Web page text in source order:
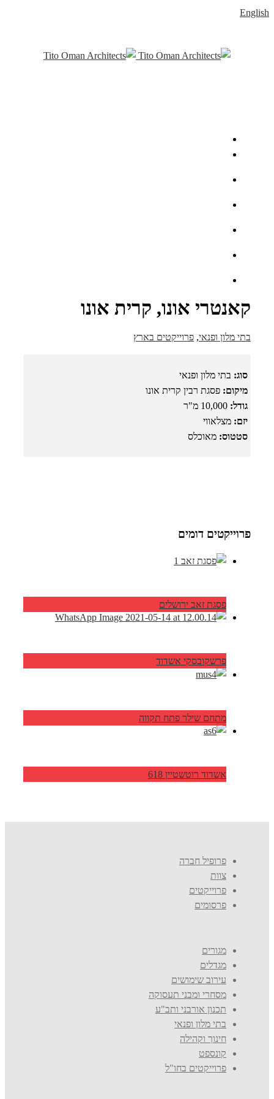
English
קאנטרי אונו, קרית אונו
בתי מלון ופנאי, פרוייקטים בארץ
סוג: בתי מלון ופנאי
מיקום: פסגת רבין קרית אונו
גודל:
יזם: מצלאווי
סטטוס: מאוכלס
פרוייקטים דומים
פסגת זאב ירושלים
פרשקובסקי אשדוד
מתחם שילר פתח תקווה
אשדוד רוטשטיין 618
פרופיל חברה
צוות
פרוייקטים
פרסומים
מגורים
מגדלים
עירוב שימושים
מסחרי ומבני תעסוקה
תכנון אורבני ותב"ע
בתי מלון ופנאי
חינוך וקהילה
קונספט
פרוייקטים בחו"ל